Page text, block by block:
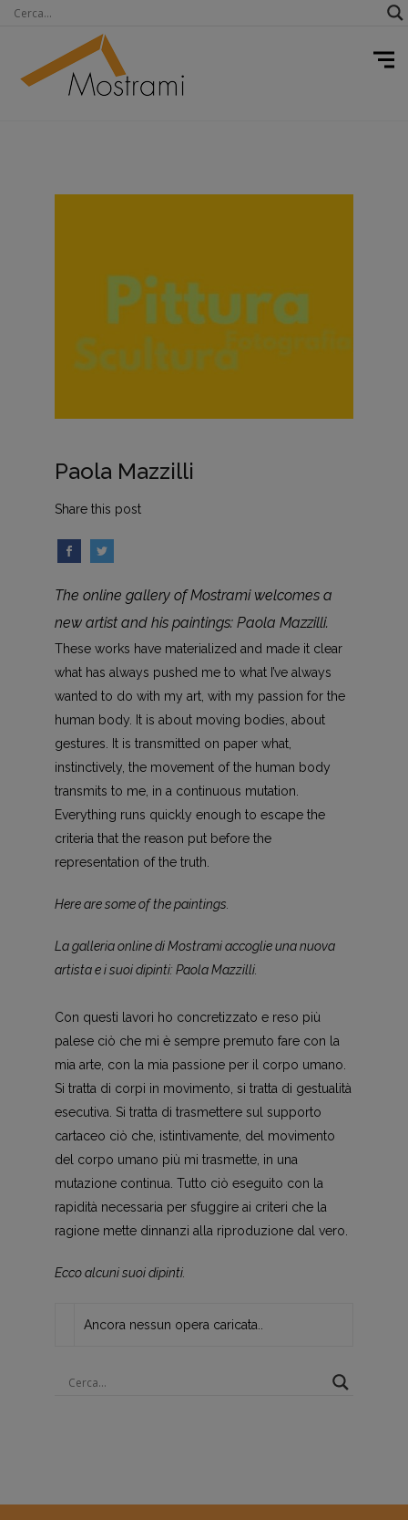
Paola Mazzilli
Share this post
The online gallery of Mostrami welcomes a
new artist and his paintings: Paola Mazzilli.
These works have materialized and made ​​it clear
what has always pushed me to what I’ve always
wanted to do with my art, with my passion for the
human body. It is about moving bodies, about
gestures. It is transmitted on paper what,
instinctively, the movement of the human body
transmits to me, in a continuous mutation.
Everything runs quickly enough to escape the
criteria that the reason put before the
representation of the truth.
Here are some of the paintings.
La galleria online di Mostrami accoglie una nuova
artista e i suoi dipinti: Paola Mazzilli.
Con questi lavori ho concretizzato e reso più
palese ciò che mi è sempre premuto fare con la
mia arte, con la mia passione per il corpo umano.
Si tratta di corpi in movimento, si tratta di gestualità
esecutiva. Si tratta di trasmettere sul supporto
cartaceo ciò che, istintivamente, del movimento
del corpo umano più mi trasmette, in una
mutazione continua. Tutto ciò eseguito con la
rapidità necessaria per sfuggire ai criteri che la
ragione mette dinnanzi alla riproduzione dal vero.
Ecco alcuni suoi dipinti.
Ancora nessun opera caricata..